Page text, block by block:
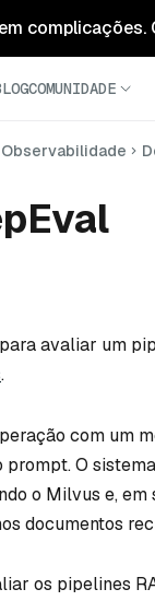
complicações.
COMUNIDADE
para avaliar um
.
com um
O
o Milvus e, em
documentos
os pipelines